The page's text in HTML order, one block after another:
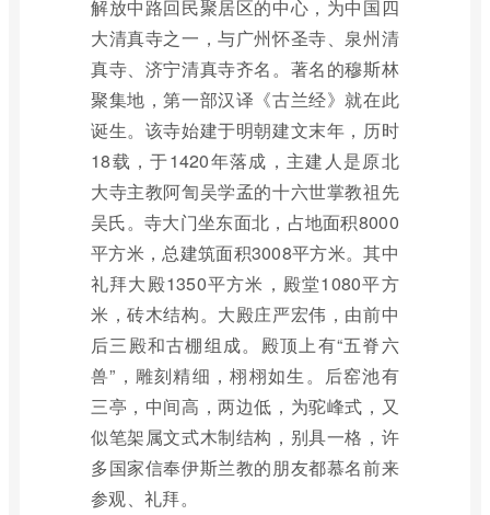
解放中路回民聚居区的中心，为中国四
大清真寺之一，与广州怀圣寺、泉州清
真寺、济宁清真寺齐名。著名的穆斯林
聚集地，第一部汉译《古兰经》就在此
诞生。该寺始建于明朝建文末年，历时
18载，于1420年落成，主建人是原北
大寺主教阿訇吴学孟的十六世掌教祖先
吴氏。寺大门坐东面北，占地面积8000
平方米，总建筑面积3008平方米。其中
礼拜大殿1350平方米，殿堂1080平方
米，砖木结构。大殿庄严宏伟，由前中
后三殿和古棚组成。殿顶上有“五脊六
兽”，雕刻精细，栩栩如生。后窑池有
三亭，中间高，两边低，为驼峰式，又
似笔架属文式木制结构，别具一格，许
多国家信奉伊斯兰教的朋友都慕名前来
参观、礼拜。